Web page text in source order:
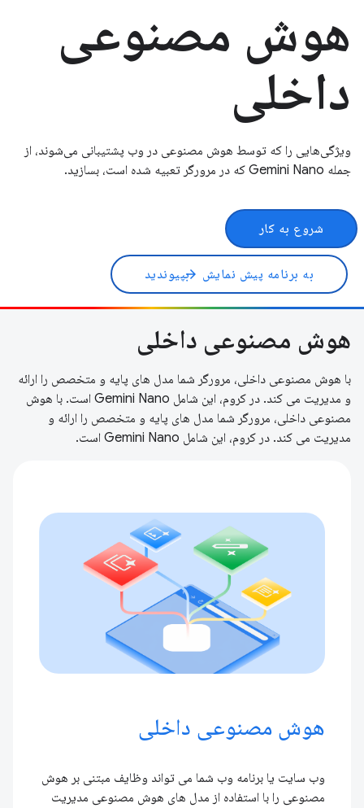
هوش مصنوعی
داخلی
ویژگی‌هایی را که توسط هوش مصنوعی در وب پشتیبانی می‌شوند، از
جمله Gemini Nano که در مرورگر تعبیه شده است، بسازید.
شروع به کار
به برنامه پیش نمایش arrow_forward
بپیوندید
هوش مصنوعی داخلی
با هوش مصنوعی داخلی، مرورگر شما مدل های پایه و متخصص را ارائه
و مدیریت می کند. در کروم، این شامل Gemini Nano است. با هوش
مصنوعی داخلی، مرورگر شما مدل های پایه و متخصص را ارائه و
مدیریت می کند. در کروم، این شامل Gemini Nano است.
هوش مصنوعی داخلی
وب سایت یا برنامه وب شما می تواند وظایف مبتنی بر هوش
مصنوعی را با استفاده از مدل های هوش مصنوعی مدیریت